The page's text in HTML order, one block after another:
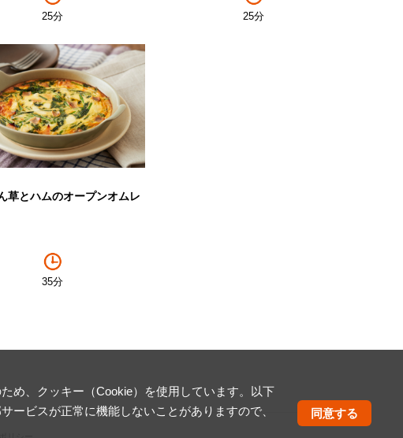
25分 25分
草とハムのオープンオムレ
35分
め、クッキー（Cookie）を使用しています。以下
ービスが正常に機能しないことがありますので、
同意する